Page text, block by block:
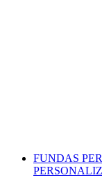
FUNDAS